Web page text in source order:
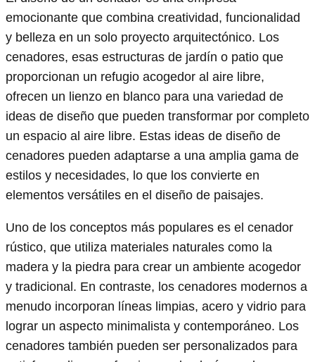
emocionante que combina creatividad, funcionalidad
y belleza en un solo proyecto arquitectónico. Los
cenadores, esas estructuras de jardín o patio que
proporcionan un refugio acogedor al aire libre,
ofrecen un lienzo en blanco para una variedad de
ideas de diseño que pueden transformar por completo
un espacio al aire libre. Estas ideas de diseño de
cenadores pueden adaptarse a una amplia gama de
estilos y necesidades, lo que los convierte en
elementos versátiles en el diseño de paisajes.
Uno de los conceptos más populares es el cenador
rústico, que utiliza materiales naturales como la
madera y la piedra para crear un ambiente acogedor
y tradicional. En contraste, los cenadores modernos a
menudo incorporan líneas limpias, acero y vidrio para
lograr un aspecto minimalista y contemporáneo. Los
cenadores también pueden ser personalizados para